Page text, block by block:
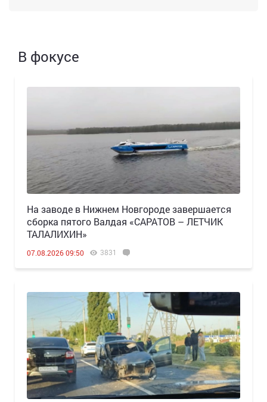
В фокусе
Н️а заводе в Нижнем Новгороде завершается
сборка пятого Валдая «САРАТОВ – ЛЕТЧИК
ТАЛАЛИХИН»
07.08.2026 09:50 3831